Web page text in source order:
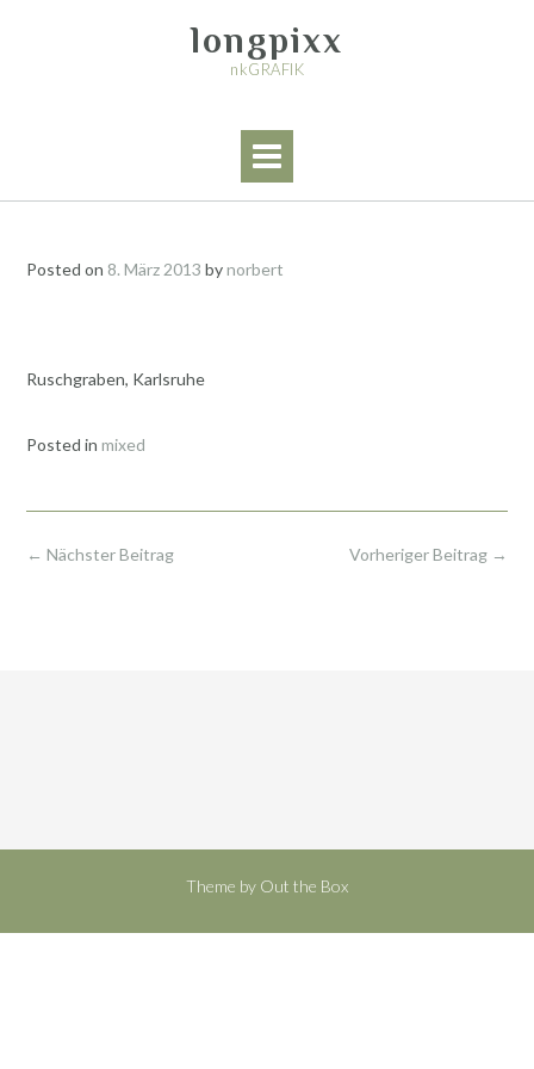
longpixx
nkGRAFIK
Posted on 8. März 2013 bynorbert
Ruschgraben, Karlsruhe
Posted in mixed
Post
Vorheriger Beitrag →
← Nächster Beitrag
Theme by Out the Box